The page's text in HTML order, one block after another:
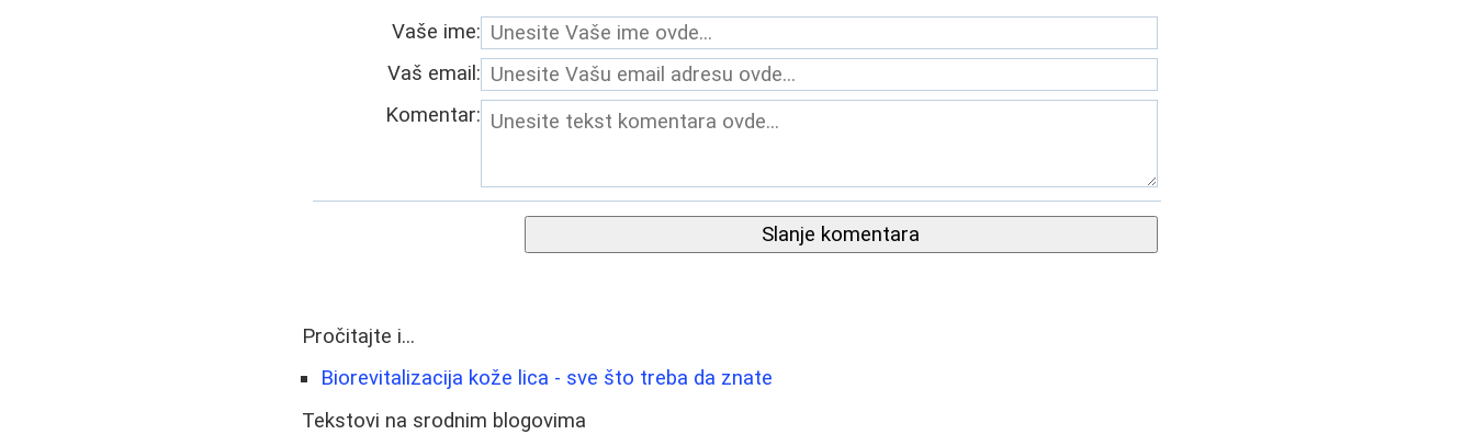
Vaše ime:
Vaš email:
Komentar:
Slanje komentara
Pročitajte i...
Biorevitalizacija kože lica - sve što treba da znate
Tekstovi na srodnim blogovima